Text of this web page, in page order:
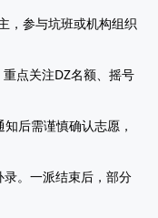
，参与坑班或机构组织
点关注DZ名额、摇号
后需谨慎确认志愿，
。一派结束后，部分